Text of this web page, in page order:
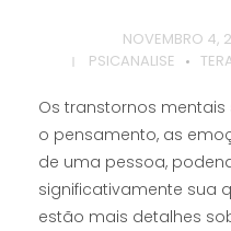
NOVEMBRO 4,
PSICANALISE
Os transtornos
o pensamento, as
de uma pessoa,
significativamente sua
estão mais detalhes